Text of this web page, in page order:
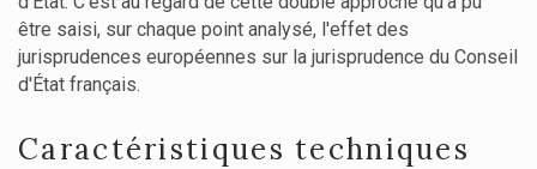
être saisi, sur chaque point analysé, l'effet des
jurisprudences européennes sur la jurisprudence du Conseil
d'État français.
Caractéristiques techniques